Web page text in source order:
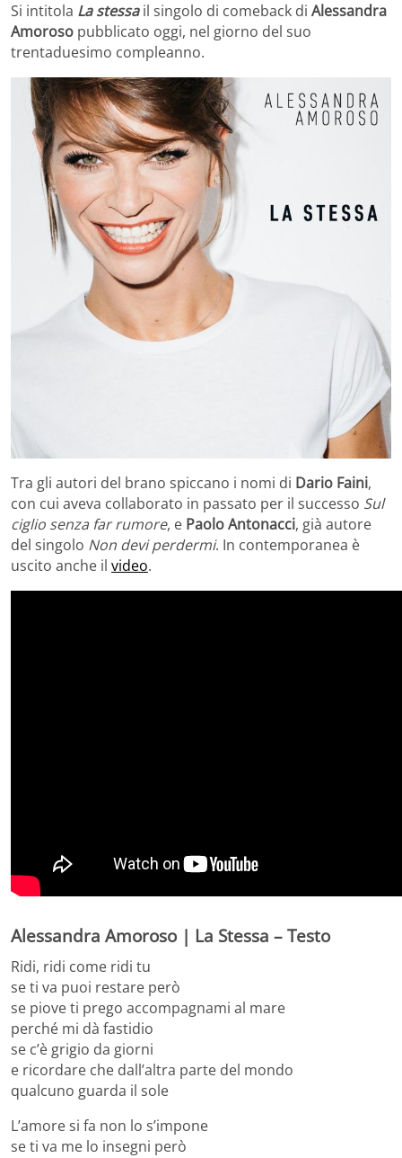
Si intitola La stessail singolo di comeback di Alessandra
Amoroso pubblicato oggi, nel giorno del suo
trentaduesimo compleanno.
Tra gli autori del brano spiccano i nomi di Dario Faini,
con cui aveva collaborato in passato per il successo Sul
ciglio senza far rumore, e Paolo Antonacci, già autore
del singolo Non devi perdermi. In contemporanea è
uscito anche il video.
Alessandra Amoroso | La Stessa – Testo
Ridi, ridi come ridi tu
se ti va puoi restare però
se piove ti prego accompagnami al mare
perché mi dà fastidio
se c’è grigio da giorni
e ricordare che dall’altra parte del mondo
qualcuno guarda il sole
L’amore si fa non lo s’impone
se ti va me lo insegni però